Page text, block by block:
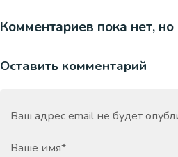
Комментариев пока нет,
Оставить комментарий
Ваш адрес email не будет
Ваше имя*